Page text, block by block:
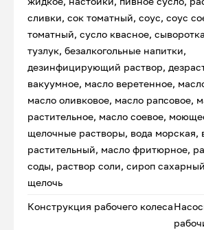
сливки, сок томатный, соус, соус
томатный, сусло квасное,
тузлук, безалкогольные напитки,
дезинфицирующий раствор,
вакуумное, масло веретенное,
масло оливковое, масло рапсовое,
растительное, масло соевое,
щелочные растворы, вода морская,
растительный, масло фритюрное,
соды, раствор соли, сироп
щелочь
Конструкция рабочего колеса